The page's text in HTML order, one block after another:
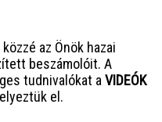
az Önök hazai
beszámolóit. A
tudnivalókat aVIDEÓK
el.